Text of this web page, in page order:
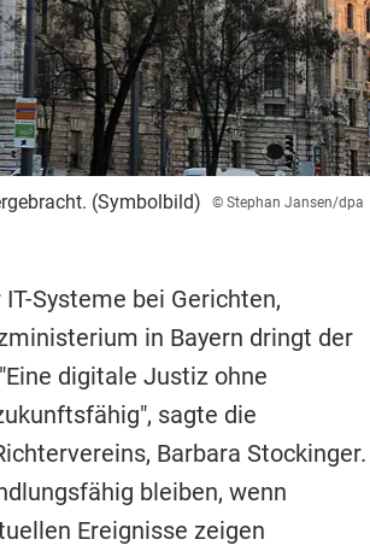
(Symbolbild) © Stephan Jansen/dpa
Systeme bei Gerichten,
in Bayern dringt der
digitale Justiz ohne
sagte die
Barbara Stockinger.
bleiben, wenn
Ereignisse zeigen